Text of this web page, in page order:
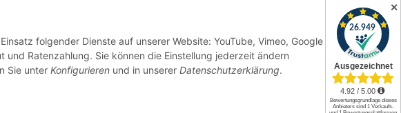
folgender Dienste auf unserer Website: YouTube, Vimeo, Google
und Ratenzahlung. Sie können die Einstellung jederzeit ändern
Sie unter Konfigurieren und in unserer Datenschutzerklärung.
✕